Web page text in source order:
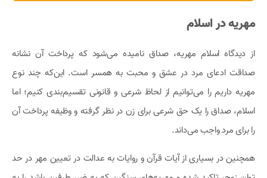
مهریه در اسلام
از دیدگاه اسلام مهریه، صداق نامیده می‌شود که پرداخت آن نشانه
صداقت ادعای مرد در عشق و محبت به همسر است. این‌که چند نوع
مهریه داریم را می‌توانیم از لحاظ شرعی و قانونی تقسیم‌بندی کنیم؛ اما
اسلام، صداق را یک حق شرعی برای زن در نظر گرفته و وظیفه پرداخت آن
را برای مرد واجب می‌داند.
همچنین در بسیاری از آیات قرآن و روایات به عدالت در تعیین مهر در حد